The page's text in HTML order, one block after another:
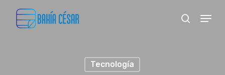
search
Menu
Tecnología